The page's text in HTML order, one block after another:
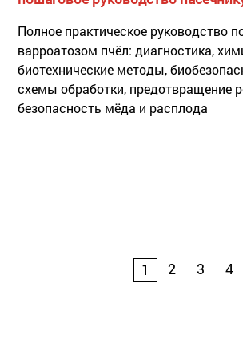
Полное практическое руководство
варроатозом пчёл: диагностика,
биотехнические методы,
схемы обработки, предотвращение
безопасность мёда и расплода
1 2 3 4